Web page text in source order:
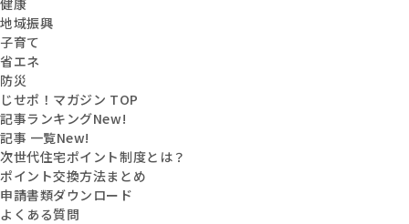
健康
地域振興
子育て
省エネ
防災
じせポ！マガジン TOP
記事ランキングNew!
記事 一覧New!
次世代住宅ポイント制度とは？
ポイント交換方法まとめ
申請書類ダウンロード
よくある質問